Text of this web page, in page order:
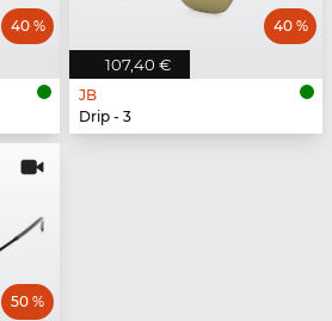
40 %
107,40 €
40 %
JB
Drip - 3
50 %